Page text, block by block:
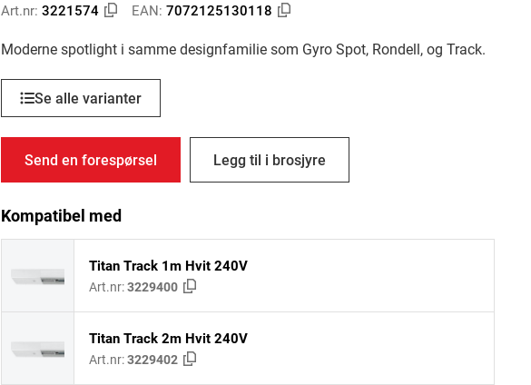
Art.nr: 3221574 EAN: 7072125130118
Moderne spotlight i samme designfamilie som Gyro Spot, Rondell, og Track.
Se alle varianter
Send en forespørsel Legg til i brosjyre
Kompatibel med
Titan Track 1m Hvit 240V
Art.nr:3229400
Titan Track 2m Hvit 240V
Art.nr:3229402